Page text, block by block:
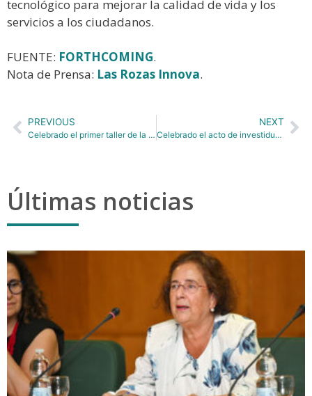
tecnológico para mejorar la calidad de vida y los
servicios a los ciudadanos.
FUENTE: FORTHCOMING.
Nota de Prensa: Las Rozas Innova.
PREVIOUS
Celebrado el primer taller de la 5ª edición del Smart Mobility Challenge “Desarrollo de ideas y conceptos”
NEXT
Celebrado el acto de investidura de nuevos doctores y doctoras de la UPM del curso 2023/24.
Últimas noticias